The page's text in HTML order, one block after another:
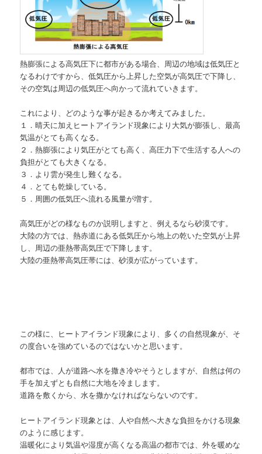
熱膨張による高気圧下に都市がある場合、周辺の地域は低気圧と
なるわけですから、低気圧から上昇した空気が高気圧で下降し、
その空気は周辺の低気圧へ向かって流れていきます。
これにより、どのような事が起きるか考えてみました。
１．晴天に加えヒートアイランド現象により大気が膨張し、最高
気温がとても高くなる。
２．熱膨張により気圧がとても高く、高圧力下で生活する人への
負担がとても大きくなる。
３．より雲が発生し難くなる。
４．とても乾燥している。
５．周囲の低気圧へ流れる風量が増す。
高気圧がどの様なものか説明しますと、例えるなら砂漠です。
大陸の方では、熱赤道にある低気圧から地上の乾いた空気が上昇
し、周辺の亜熱帯高気圧で下降します。
大陸の亜熱帯高気圧帯には、砂漠が広がっています。
この様に、ヒートアイランド現象により、多くの自然現象が、そ
の度合いを強めているのではないかと思います。
都市では、人が道路へ水を撒き冷やそうとしますが、自然は何の
手を加えずとも自然に大地を冷まします。
道路を敷くから、水を撒かなければならないのです。
ヒートアイランド現象とは、人や自然へ大きな負担をかける現象
のように感じます。
温暖化により気温や湿度が高くなる高温の都市では、外を暖めな